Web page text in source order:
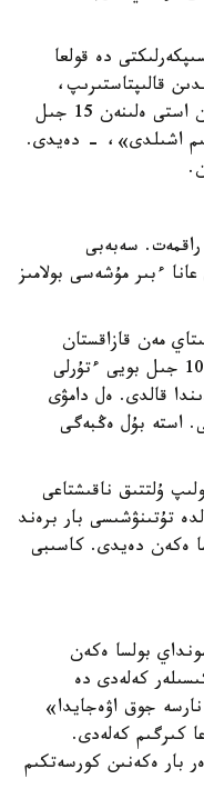
دە قولعا
قالىپتاستىرىپ،
ەلىمىزدە كاسىبىن ورلەتىپ ءجۇر. اسپان استى ەلىنەن 15 جىل
اشىلدى»، - دەيدى.
سەبەبى
ءبىر مۇشەسى بولامىز
مەن قازاقستان
اراسىنداعى حالىق ديپلوماتىنا اينالدى. 10 جىل بويى ءتۇرلى
قالدى. ەل دامۋى
استە بۇل ەڭبەگى
ۇلتتىق ناقىشتاعى
ونىمدەرىن شىعارادى. 20 ەلدە تۇتىنۋشىسى بار برەند
ەكەن دەيدى. كاسىبى
بولسا ەكەن
كەلەدى دە
جوق اۋەجايدا»
كىرگىم كەلەدى.
بار ەكەنىن كورسەتكىم